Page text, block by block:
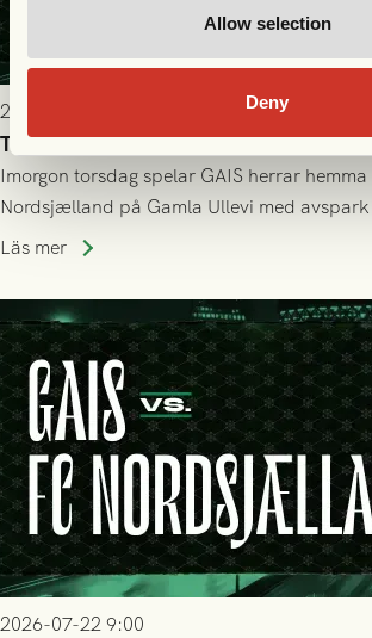
Allow selection
Deny
2026-07-22 19:00
Truppen till GAIS - FC Nordsjælland
Imorgon torsdag spelar GAIS herrar
Nordsjælland på Gamla Ullevi med
Holmberg och ledarstaben har tagit ut
Läs mer
2026-07-22 9:00